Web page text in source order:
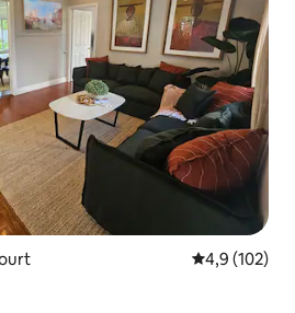
Середня
4,9 (102)